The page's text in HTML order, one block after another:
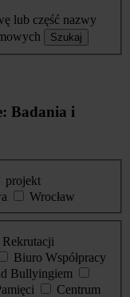
lub część nazwy
Szukaj
Badania i
projekt
Wrocław
Biuro Współpracy
Bullyingiem
Centrum